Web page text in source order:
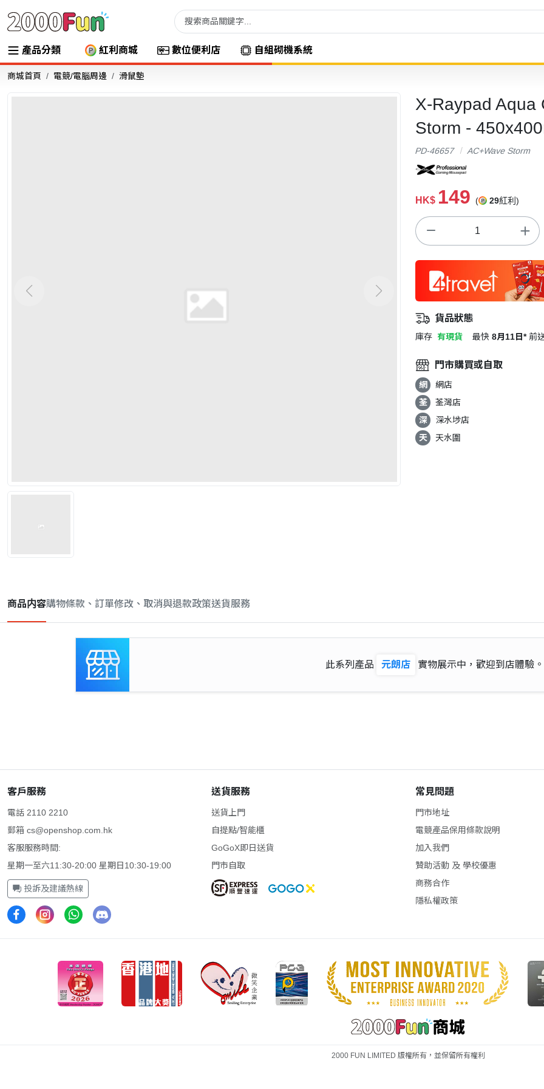
產品分類 紅利商城 數位便利店 自組砌機系統
商城首頁 電競/電腦周邊 滑鼠墊
X-Raypad Aqua
Storm -
PD-46657 AC+Wave Storm
HK$ 149 ( 29紅利)
貨品狀態
庫存 有現貨 最快 8月11日* 前
門市購買或自取
網
網店
荃
荃灣店
深
深水埗店
天
天水圍
商品内容購物條款、訂單修改、取消與退款政策送貨服務
此系列產品 元朗店 實物展示中，歡迎到店體驗。
客戶服務
電話 2110 2210
郵箱 cs@openshop.com.hk
客服服務時間:
星期一至六11:30-20:00 星期日10:30-19:00
投訴及建議熱線
送貨服務
送貨上門
自提點/智能櫃
GoGoX即日送貨
門市自取
常見問題
門市地址
電競產品保用條款說明
加入我們
贊助活動 及 學校優惠
商務合作
隱私權政策
2000 FUN LIMITED 版權所有，並保留所有權利